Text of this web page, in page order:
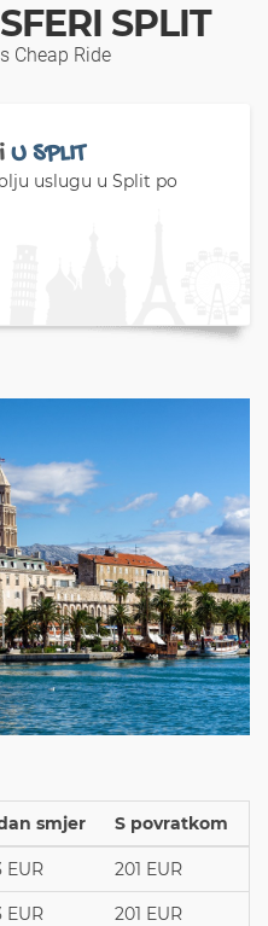
SPLIT
Cheap Ride
U SPLIT
uslugu u Split po
smjer S povratkom
EUR 201 EUR
EUR 201 EUR